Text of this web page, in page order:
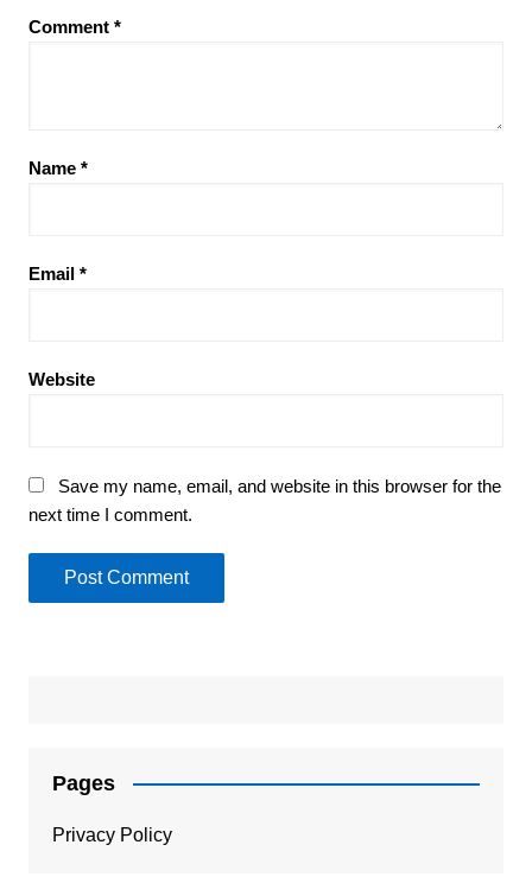
Comment *
Name *
Email *
Website
Save my name, email, and website in this browser for the
next time I comment.
Pages
Privacy Policy